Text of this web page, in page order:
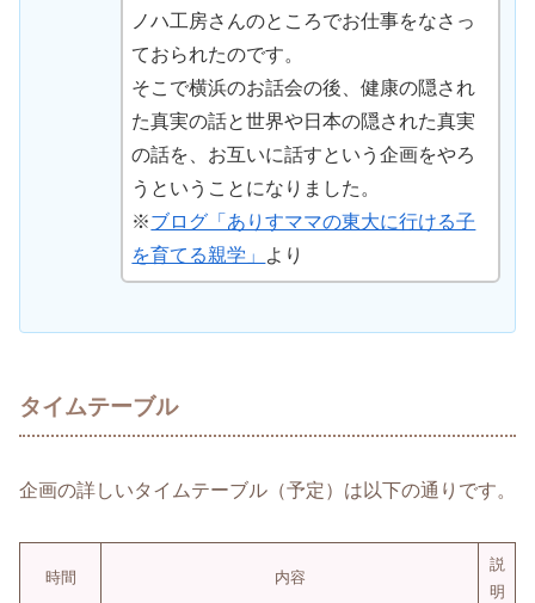
ノハ工房さんのところでお仕事をなさっ
ておられたのです。
そこで横浜のお話会の後、健康の隠され
た真実の話と世界や日本の隠された真実
の話を、お互いに話すという企画をやろ
うということになりました。
※ブログ「ありすママの東大に行ける子
を育てる親学」 より
タイムテーブル
企画の詳しいタイムテーブル（予定）は以下の通りです。
時間 内容
説
明